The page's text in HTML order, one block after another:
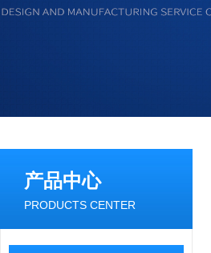
产品中心
PRODUCTS CENTER